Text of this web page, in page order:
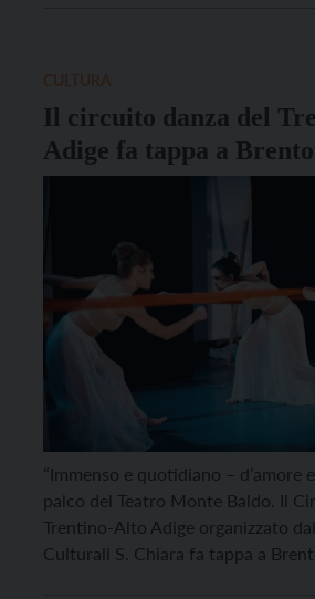
Il circuito danza del
Adige fa tappa a
“Immenso e
“Immenso e quotidiano – d’amore
palco del Teatro Monte Baldo. Il
Trentino-Alto Adige organizzato
Culturali S. Chiara fa tappa a